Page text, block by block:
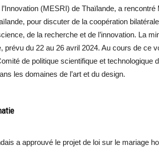
(MESRI) de Thaïlande, a
pour discuter de la coopération
de la recherche et de l’innovation. La
prévu du 22 au 26 avril 2024. Au cours de ce
de politique scientifique et technologique
les domaines de l’art et du design.
a approuvé le projet de loi sur le mariage